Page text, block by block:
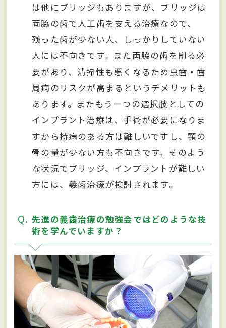
は他にブリッジもありますが、ブリッジは
両脇の歯で人工歯を支える治療なので、
残った歯が少ない人、しっかりしていない
人には不向きです。また両脇の歯を削る必
要があり、清掃性も悪くなるため虫歯・歯
周病のリスクが高まるというデメリットも
あります。またもう一つの選択肢としての
インプラント治療は、手術が必要になりま
すから持病のある方は難しいですし、顎の
骨の量が少ない方も不向きです。そのよう
な状況でブリッジ、インプラントが難しい
方には、義歯治療が検討されます。
Q
先進の義歯治療の勉強会ではどのような技
術を学んでいますか？